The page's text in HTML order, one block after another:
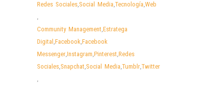
Redes Sociales,Social Media,Tecnología,Web
,
Community Management,Estratega
Digital ,Facebook,Facebook
Messenger,Instagram,Pinterest,Redes
Sociales,Snapchat,Social Media,Tumblr,Twitter
,